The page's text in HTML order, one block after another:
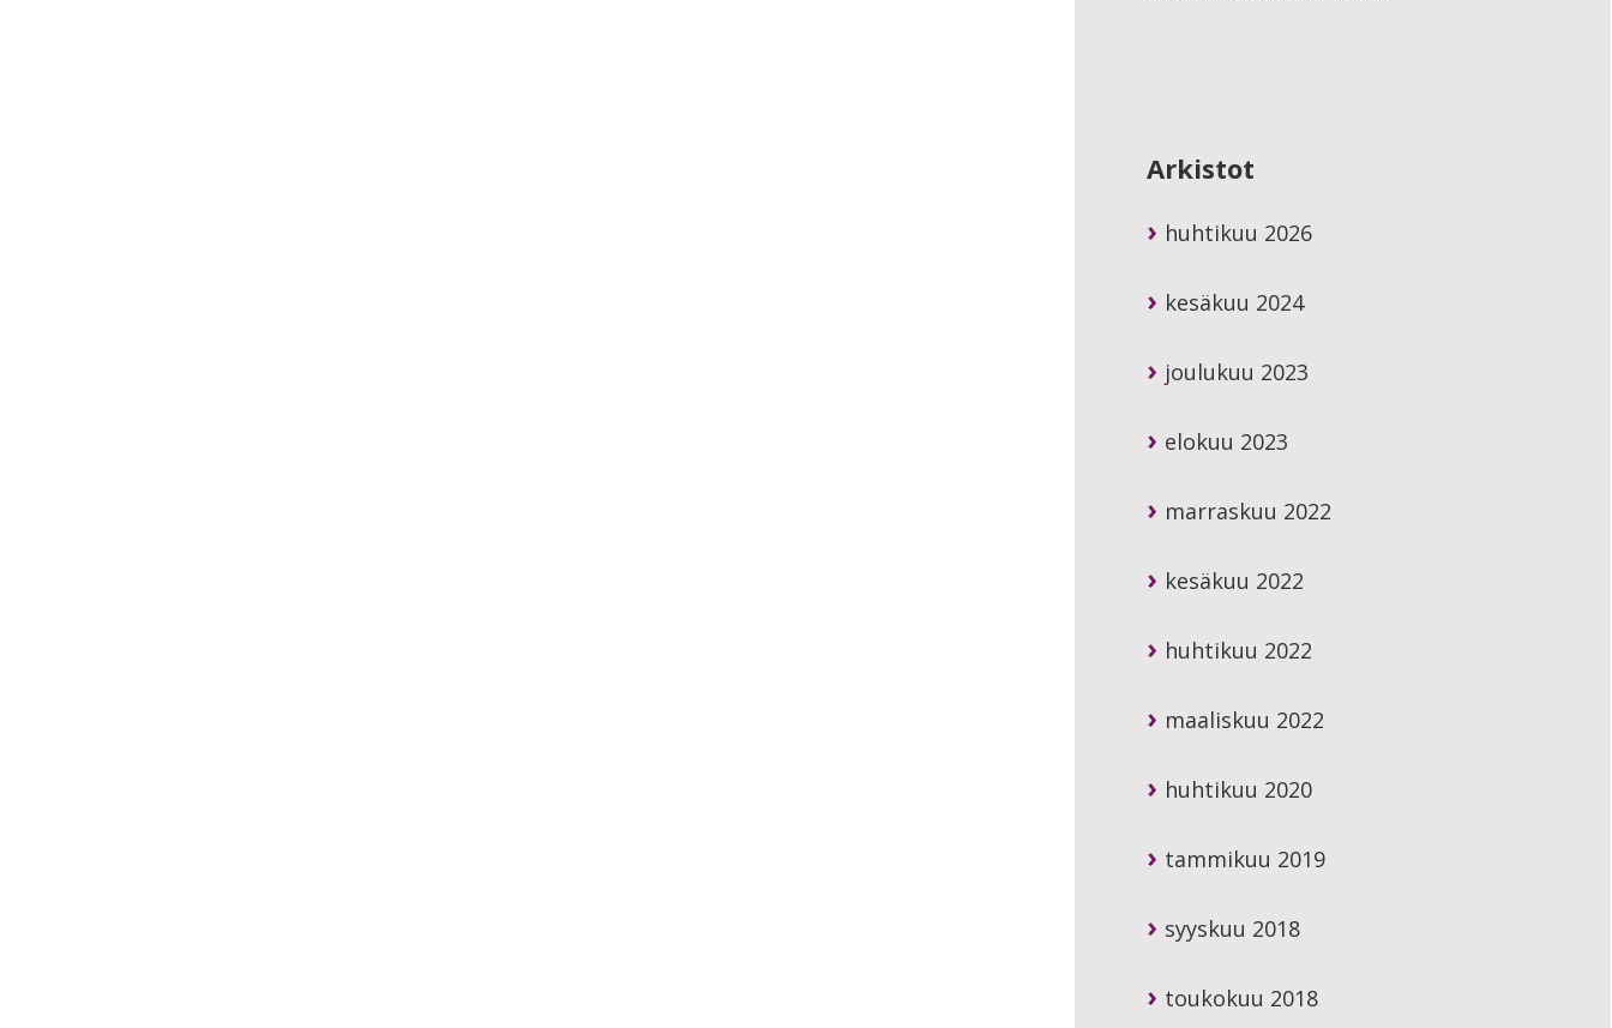
Arkistot
huhtikuu 2026
kesäkuu 2024
joulukuu 2023
elokuu 2023
marraskuu 2022
kesäkuu 2022
huhtikuu 2022
maaliskuu 2022
huhtikuu 2020
tammikuu 2019
syyskuu 2018
toukokuu 2018